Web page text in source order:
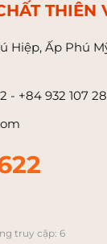
THIÊN
Hiệp, Ấp Phú
- +84 932 107
truy cập: 6